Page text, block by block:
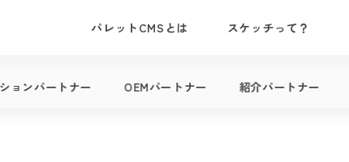
パレットCMSとは スケッチって？
ョンパートナー OEMパートナー 紹介パートナー